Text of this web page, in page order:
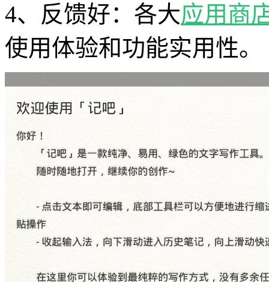
4、反馈好：各大应用商
使用体验和功能实用性。